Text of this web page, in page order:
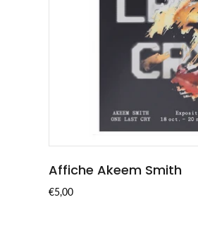
Affiche Akeem Smith
€5,00